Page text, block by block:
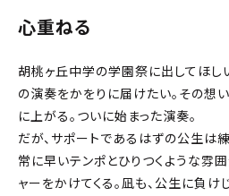
心重ねる
胡桃ヶ丘中学の学園祭に出してほし
の演奏をかをりに届けたい。その想
に上がる。ついに始まった演奏。
だが、サポートであるはずの公生は
常に早いテンポとひりつくような雰
ャーをかけてくる。凪も、公生に負け